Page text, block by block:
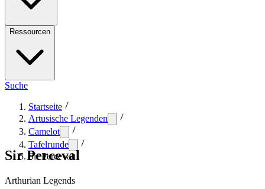
Ressourcen
Suche
Startseite
Artusische Legenden
Camelot
Tafelrunde
Sir Perceval
Sir Perceval
Arthurian Legends